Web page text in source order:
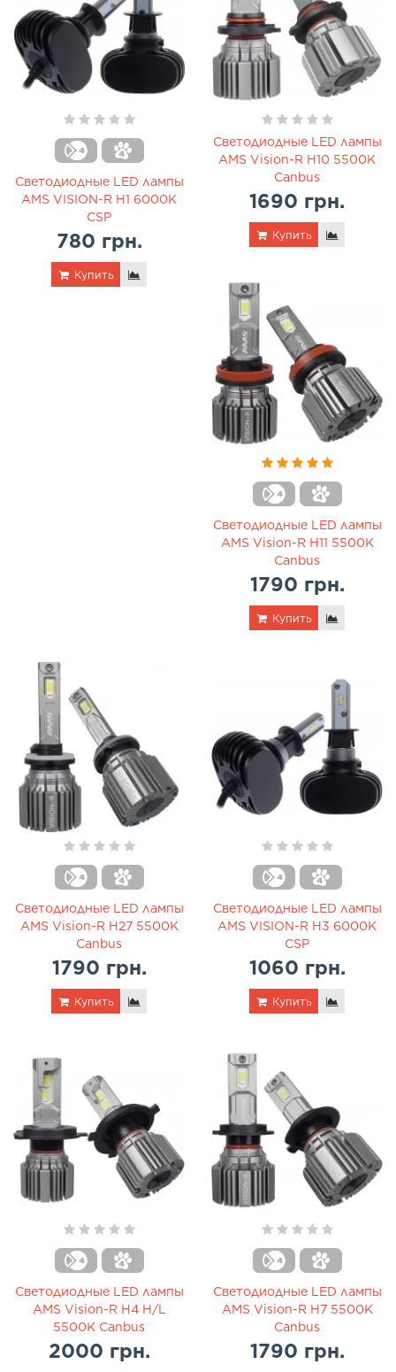
Светодиодные LED лампы
AMS VISION-R H1 6000K
CSP
780 грн.
Купить
Светодиодные LED лампы
AMS Vision-R H10 5500K
Canbus
1690 грн.
Купить
Светодиодные LED лампы
AMS Vision-R H11 5500K
Canbus
1790 грн.
Купить
Светодиодные LED лампы
AMS Vision-R H27 5500K
Canbus
1790 грн.
Купить
Светодиодные LED лампы
AMS VISION-R H3 6000K
CSP
1060 грн.
Купить
Светодиодные LED лампы
AMS Vision-R H4 H/L
5500K Canbus
2000 грн.
Светодиодные LED лампы
AMS Vision-R H7 5500K
Canbus
1790 грн.